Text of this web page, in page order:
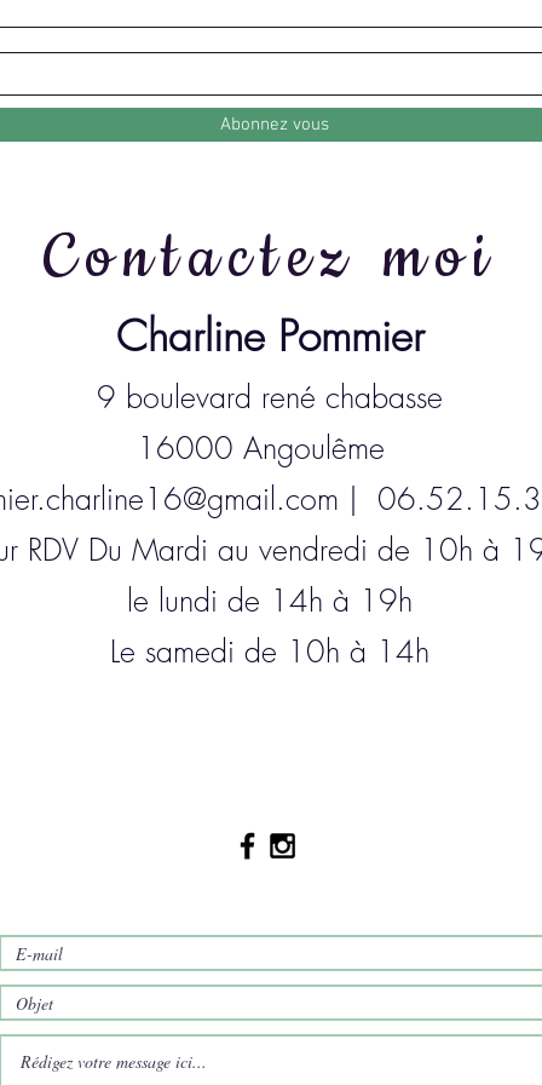
Abonnez vous
Contactez moi
Charline Pommier
9 boulevard rené chabasse
16000 Angoulême
|
RDV Du Mardi au vendredi de 10h à
le lundi de 14h à 19h
Le samedi de 10h à 14h